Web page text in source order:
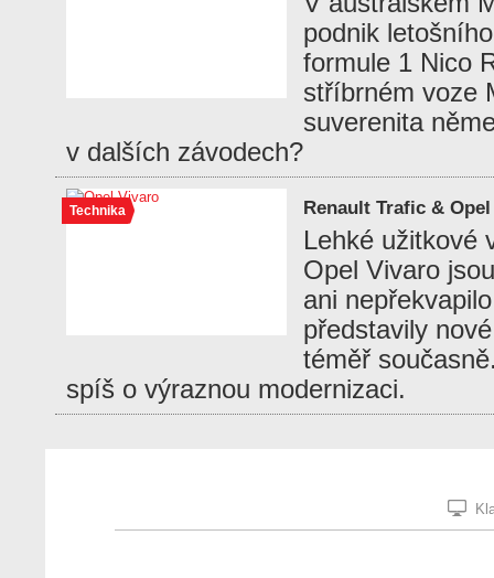
podnik
formule 1 Nico
stříbrném voze
suverenita
v dalších závodech?
Technika Renault Trafic &
Lehké užitkové
Opel Vivaro
ani
představily
téměř
spíš o výraznou modernizaci.